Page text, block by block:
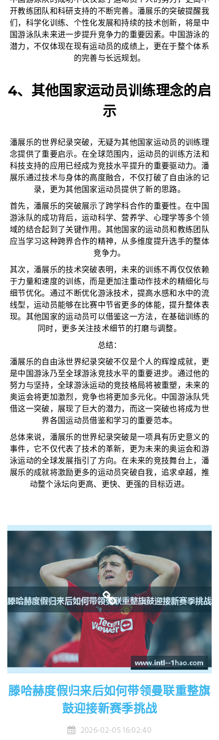
开教练团队和科研支持的不断完善。潘展乐的突破提醒我
们，科学化训练、个性化发展和持续的技术创新，将是中
国游泳队未来进一步提升竞争力的重要因素。中国游泳的
潜力，不仅体现在现有运动员的成绩上，更在于整个体系
的完善与长远规划。
4、其他国家运动员训练理念的启
示
潘展乐的世界纪录突破，无疑为其他国家运动员的训练理
念提供了重要启示。在全球范围内，运动员的训练方法和
科技支持的应用已经成为竞技水平提升的重要驱动力。潘
展乐通过技术与身体的高度融合，不仅打破了自由泳的记
录，更为其他国家运动员提供了新的思路。
首先，潘展乐的突破展示了跨学科合作的重要性。在中国
游泳队的成功背后，运动科学、营养学、心理学等多个领
域的结合起到了关键作用。其他国家的运动员和教练团队
应当学习这种跨界合作的精神，从多维度提升选手的整体
竞争力。
其次，潘展乐的技术突破表明，未来的训练不再仅仅依赖
于力量和速度的训练，而是更加注重动作技术的精细化与
细节优化。通过不断优化游泳技术，提高水感和水中的流
线型，运动员能够在比赛中节省更多的体能，提升整体表
现。其他国家的运动员可以借鉴这一方法，在基础训练的
同时，更多关注技术细节的打磨与调整。
总结：
潘展乐的自由泳世界纪录突破不仅是个人的辉煌成就，更
是中国游泳乃至全球游泳竞技水平的重要进步。通过他的
努力与坚持，全球游泳运动的竞技格局将被重塑，未来的
奥运会将更加激烈，竞争也将更加多元化。中国游泳队凭
借这一突破，展现了巨大的潜力，而这一突破也将成为世
界各国运动员借鉴和学习的重要范本。
总体来说，潘展乐的世界纪录突破是一项具有历史意义的
事件，它不仅代表了技术的革新，更为未来的奥运会和游
泳运动的全球发展指引了方向。在未来的竞技舞台上，潘
展乐的成就将激励更多的运动员突破自我，追求卓越，推
动整个泳坛向更高、更快、更强的目标迈进。
滕哈赫度假归来后如何带领曼联重整旗
鼓迎接新赛季挑战
2026-02-05 16:02:40